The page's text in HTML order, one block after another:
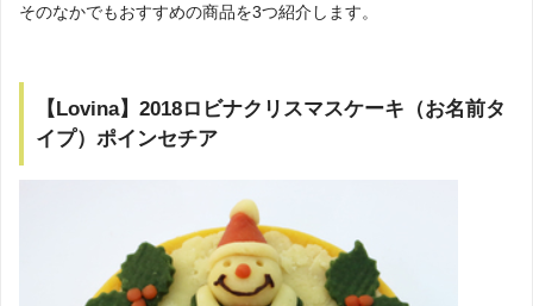
そのなかでもおすすめの商品を3つ紹介します。
【Lovina】2018ロビナクリスマスケーキ（お名前タ
イプ）ポインセチア